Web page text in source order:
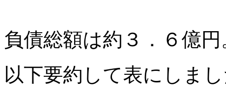
負債総額は約３．６億円
以下要約して表にしま